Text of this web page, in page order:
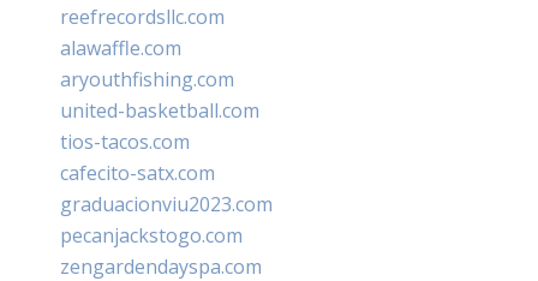
reefrecordsllc.com
alawaffle.com
aryouthfishing.com
united-basketball.com
tios-tacos.com
cafecito-satx.com
graduacionviu2023.com
pecanjackstogo.com
zengardendayspa.com